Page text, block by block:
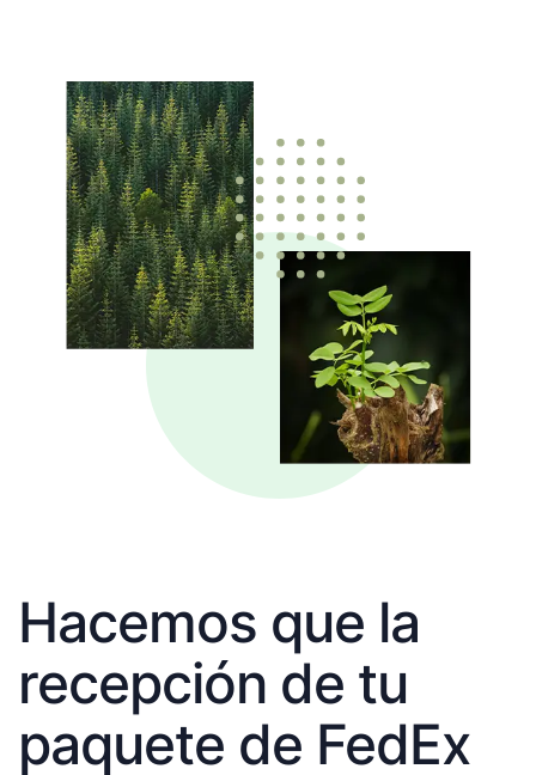
Hacemos que la
recepción de tu
paquete de FedEx